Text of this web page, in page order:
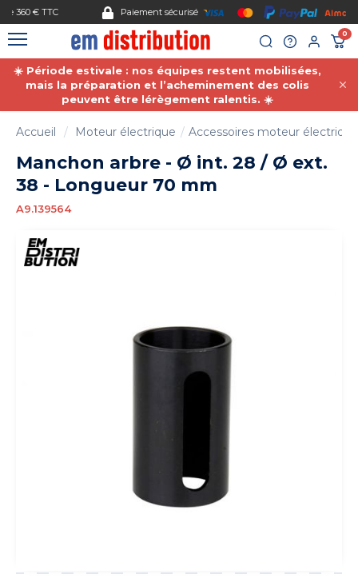
Paiement sécurisé
0
☀️ Période estivale : nos équipes restent mobilisées,
mais la préparation et l’acheminement des colis
peuvent être lérègement ralentis. ☀️
Accueil Moteur électrique Accessoires moteur électrique
Manchon arbre - Ø int. 28 / Ø ext.
38 - Longueur 70 mm
A9.139564
Gestion des cookies